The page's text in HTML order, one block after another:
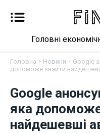
Новини
Бізнес
Головні
Головна Новини
Google
допоможе знайти
Google
яка
найдешевші